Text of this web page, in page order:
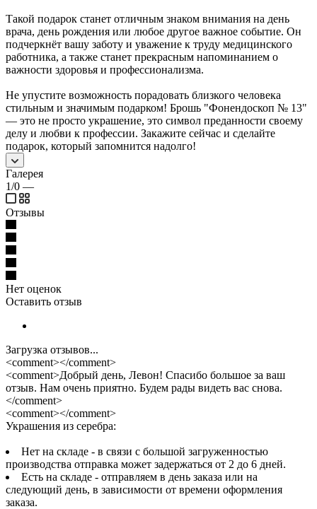
Такой подарок станет отличным знаком внимания на день
врача, день рождения или любое другое важное событие. Он
подчеркнёт вашу заботу и уважение к труду медицинского
работника, а также станет прекрасным напоминанием о
важности здоровья и профессионализма.
Не упустите возможность порадовать близкого человека
стильным и значимым подарком! Брошь "Фонендоскоп № 13"
— это не просто украшение, это символ преданности своему
делу и любви к профессии. Закажите сейчас и сделайте
подарок, который запомнится надолго!
Галерея
1/0 —
Отзывы
Нет оценок
Оставить отзыв
Загрузка отзывов...
<comment></comment>
<comment>Добрый день, Левон! Спасибо большое за ваш
отзыв. Нам очень приятно. Будем рады видеть вас снова.
</comment>
<comment></comment>
Украшения из серебра:
Нет на складе - в связи с большой загруженностью
производства отправка может задержаться от 2 до 6 дней.
Есть на складе - отправляем в день заказа или на
следующий день, в зависимости от времени оформления
заказа.